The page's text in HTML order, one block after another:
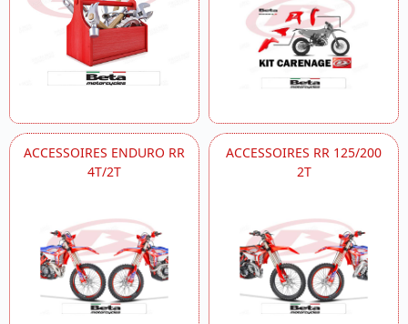
ACCESSOIRES ENDURO RR
4T/2T
ACCESSOIRES RR 125/200
2T